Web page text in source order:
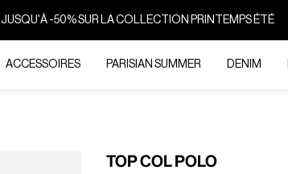
JUSQU'À -50% SUR LA COLLECTION PRINTEMPS ÉTÉ
ACCESSOIRES PARISIAN SUMMER DENIM
TOP COL POLO